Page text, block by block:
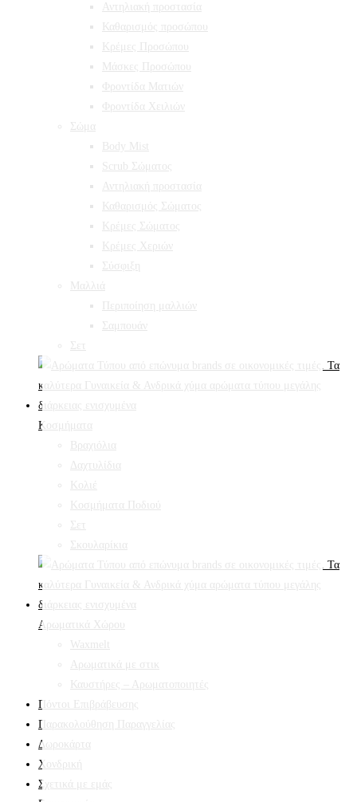
Αντηλιακή προστασία
Καθαρισμός προσώπου
Κρέμες Προσώπου
Μάσκες Προσώπου
Φροντίδα Ματιών
Φροντίδα Χειλιών
Σώμα
Body Mist
Scrub Σώματος
Αντηλιακή προστασία
Καθαρισμός Σώματος
Κρέμες Σώματος
Κρέμες Χεριών
Σύσφιξη
Mαλλιά
Περιποίηση μαλλιών
Σαμπουάν
Σετ
Κοσμήματα
Βραχιόλια
Δαχτυλίδια
Κολιέ
Κοσμήματα Ποδιού
Σετ
Σκουλαρίκια
Αρωματικά Χώρου
Waxmelt
Αρωματικά με στικ
Καυστήρες – Αρωματοποιητές
Πόντοι Επιβράβευσης
Παρακολούθηση Παραγγελίας
Δωροκάρτα
Χονδρική
Σχετικά με εμάς